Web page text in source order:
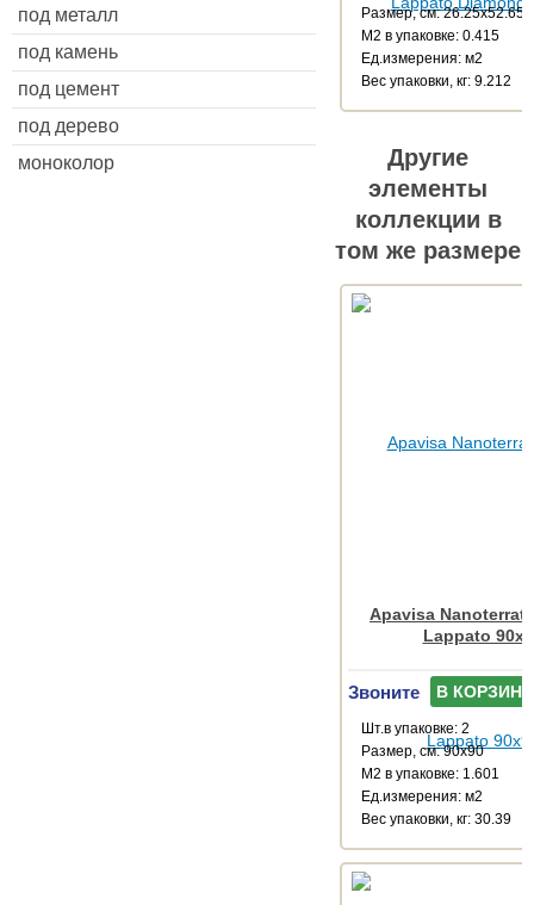
под металл
под камень
под цемент
под дерево
моноколор
Размер, см: 26.25x52.65
М2 в упаковке: 0.415
Ед.измерения: м2
Веc упаковки, кг: 9.212
Другие
элементы
коллекции в
том же размере
Apavisa
Lappato
Звоните В КОРЗИНУ
Шт.в упаковке: 2
Размер, см: 90x90
М2 в упаковке: 1.601
Ед.измерения: м2
Веc упаковки, кг: 30.39